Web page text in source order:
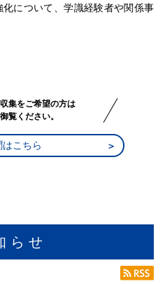
ら せ
について、学識経験者や関係事
集をご希望の方は
覧ください。
こちら